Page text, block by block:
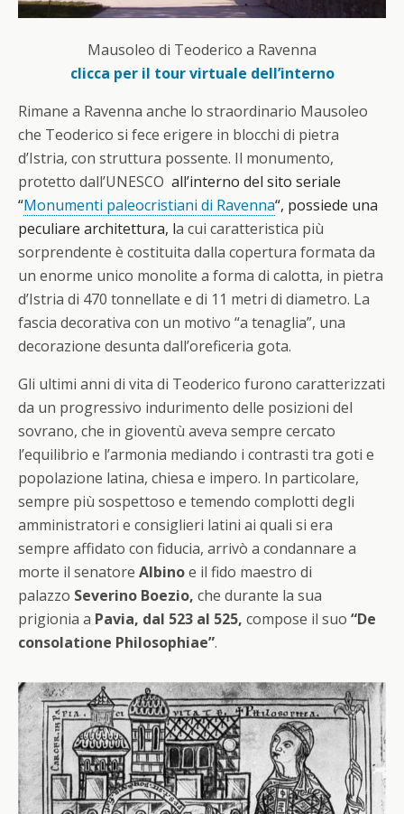
Mausoleo di Teoderico a Ravenna
clicca per il tour virtuale dell’interno
Rimane a Ravenna anche lo straordinario Mausoleo
che Teoderico si fece erigere in blocchi di pietra
d’Istria, con struttura possente. Il monumento,
protetto dall’UNESCO all’interno del sito seriale
“Monumenti paleocristiani di Ravenna“, possiede una
peculiare architettura, la cui caratteristica più
sorprendente è costituita dalla copertura formata da
un enorme unico monolite a forma di calotta, in pietra
d’Istria di 470 tonnellate e di 11 metri di diametro. La
fascia decorativa con un motivo “a tenaglia”, una
decorazione desunta dall’oreficeria gota.
Gli ultimi anni di vita di Teoderico furono caratterizzati
da un progressivo indurimento delle posizioni del
sovrano, che in gioventù aveva sempre cercato
l’equilibrio e l’armonia mediando i contrasti tra goti e
popolazione latina, chiesa e impero. In particolare,
sempre più sospettoso e temendo complotti degli
amministratori e consiglieri latini ai quali si era
sempre affidato con fiducia, arrivò a condannare a
morte il senatore Albinoe il fido maestro di
palazzo Severino Boezio, che durante la sua
prigionia a Pavia, dal 523 al 525, compose il suo “De
consolatione Philosophiae”.